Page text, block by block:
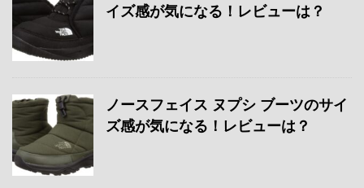
イズ感が気になる！レビューは？
ノースフェイス ヌプシ ブーツのサイ
ズ感が気になる！レビューは？